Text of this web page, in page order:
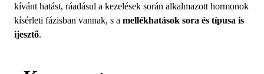
kívánt hatást, ráadásul a kezelések során alkalmazott hormonok
kísérleti fázisban vannak, s a mellékhatások sora és típusa is
ijesztő.